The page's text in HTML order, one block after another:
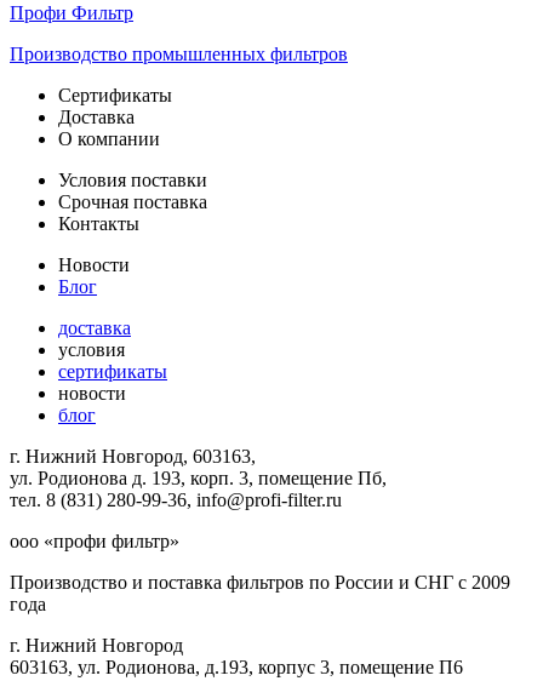
Профи Фильтр
Производство промышленных фильтров
Сертификаты
Доставка
О компании
Условия поставки
Срочная поставка
Контакты
Новости
Блог
доставка
условия
сертификаты
новости
блог
г. Нижний Новгород, 603163,
ул. Родионова д. 193, корп. 3, помещение Пб,
тел. 8 (831) 280-99-36, info@profi-filter.ru
ооо «профи фильтр»
Производство и поставка фильтров по России и СНГ с 2009
года
г. Нижний Новгород
603163, ул. Родионова, д.193, корпус 3, помещение П6